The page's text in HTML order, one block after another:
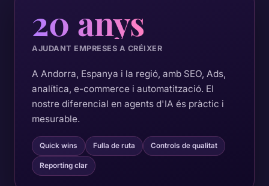
20 anys
AJUDANT EMPRESES A CRÉIXER
A Andorra, Espanya i la regió, amb SEO, Ads,
analítica, e-commerce i automatització. El
nostre diferencial en agents d'IA és pràctic i
mesurable.
Quick wins Fulla de ruta Controls de qualitat
Reporting clar